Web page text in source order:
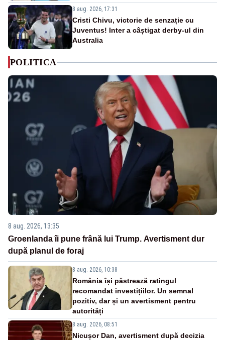
8 aug. 2026, 17:31
Cristi Chivu, victorie de senzație cu
Juventus! Inter a câștigat derby-ul din
Australia
POLITICA
8 aug. 2026, 13:35
Groenlanda îi pune frână lui Trump. Avertisment dur
după planul de foraj
8 aug. 2026, 10:38
România își păstrează ratingul
recomandat investițiilor. Un semnal
pozitiv, dar și un avertisment pentru
autorități
8 aug. 2026, 08:51
Nicușor Dan, avertisment după decizia